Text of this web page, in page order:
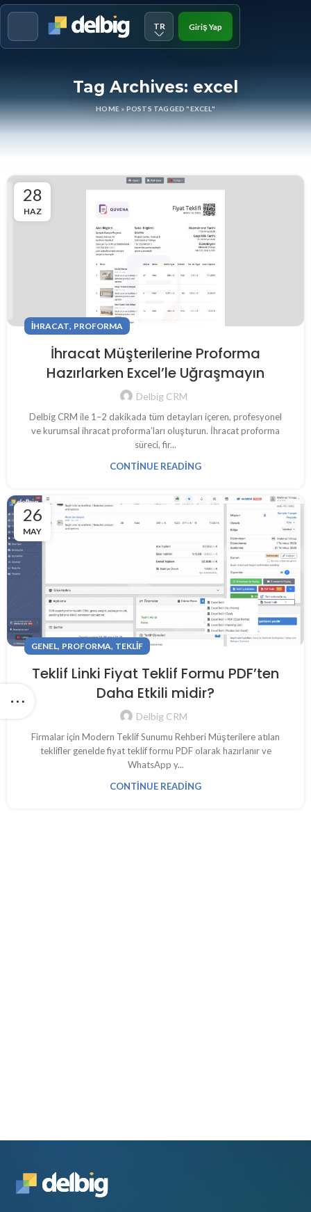
TR Giriş Yap
Tag Archives: excel
HOME » POSTS TAGGED "EXCEL"
28
HAZ
IHRACAT, PROFORMA
İhracat Müşterilerine Proforma
Hazırlarken Excel’le Uğraşmayın
Delbig CRM
Delbig CRM ile 1–2 dakikada tüm detayları içeren, profesyonel
ve kurumsal ihracat proforma’ları oluşturun. İhracat proforma
süreci, fir...
CONTINUE READING
26
MAY
GENEL, PROFORMA, TEKLIF
Teklif Linki Fiyat Teklif Formu PDF’ten
Daha Etkili midir?
Delbig CRM
Firmalar için Modern Teklif Sunumu Rehberi Müşterilere atılan
teklifler genelde fiyat teklif formu PDF olarak hazırlanır ve
WhatsApp y...
CONTINUE READING